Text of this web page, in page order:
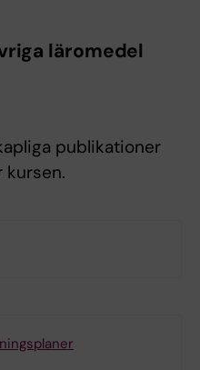
läromedel
publikationer
kursen.